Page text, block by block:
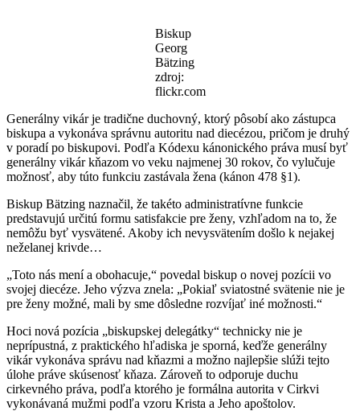
Biskup
Georg
Bätzing
zdroj:
flickr.com
Generálny vikár je tradične duchovný, ktorý pôsobí ako zástupca
biskupa a vykonáva správnu autoritu nad diecézou, pričom je druhý
v poradí po biskupovi. Podľa Kódexu kánonického práva musí byť
generálny vikár kňazom vo veku najmenej 30 rokov, čo vylučuje
možnosť, aby túto funkciu zastávala žena (kánon 478 §1).
Biskup Bätzing naznačil, že takéto administratívne funkcie
predstavujú určitú formu satisfakcie pre ženy, vzhľadom na to, že
nemôžu byť vysvätené. Akoby ich nevysvätením došlo k nejakej
neželanej krivde…
„Toto nás mení a obohacuje,“ povedal biskup o novej pozícii vo
svojej diecéze. Jeho výzva znela: „Pokiaľ sviatostné svätenie nie je
pre ženy možné, mali by sme dôsledne rozvíjať iné možnosti.“
Hoci nová pozícia „biskupskej delegátky“ technicky nie je
neprípustná, z praktického hľadiska je sporná, keďže generálny
vikár vykonáva správu nad kňazmi a možno najlepšie slúži tejto
úlohe práve skúsenosť kňaza. Zároveň to odporuje duchu
cirkevného práva, podľa ktorého je formálna autorita v Cirkvi
vykonávaná mužmi podľa vzoru Krista a Jeho apoštolov.